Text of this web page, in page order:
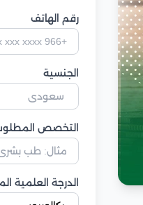
رقم الهاتف
الجنسية
التخصص
الدرجة العلمية